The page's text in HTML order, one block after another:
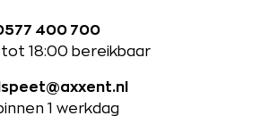
400 700
tot 18:00 bereikbaar
1 werkdag